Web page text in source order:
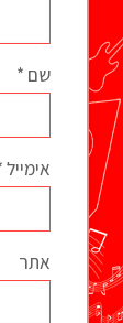
שם *
אימייל
אתר